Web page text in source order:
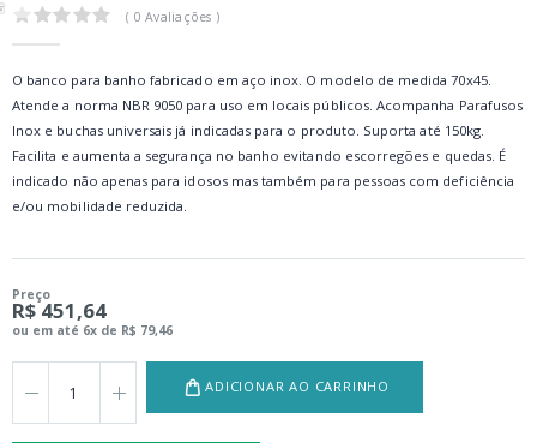
0.0
( 0 Avaliações )
O banco para banho fabricado em aço inox. O modelo de medida 70x45.
Atende a norma NBR 9050 para uso em locais públicos. Acompanha Parafusos
Inox e buchas universais já indicadas para o produto. Suporta até 150kg.
Facilita e aumenta a segurança no banho evitando escorregões e quedas. É
indicado não apenas para idosos mas também para pessoas com deficiência
e/ou mobilidade reduzida.
Preço
R$ 451,64
ou em até 6x de R$ 79,46
ADICIONAR AO CARRINHO